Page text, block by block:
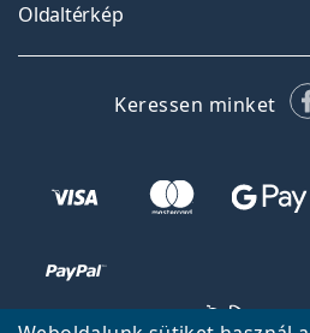
Oldaltérkép
Keressen minket